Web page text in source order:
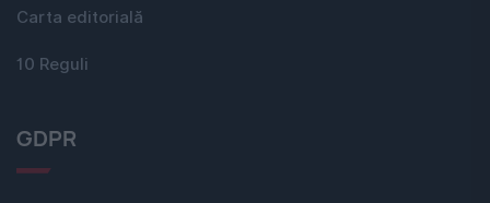
Carta editorială
10 Reguli
GDPR